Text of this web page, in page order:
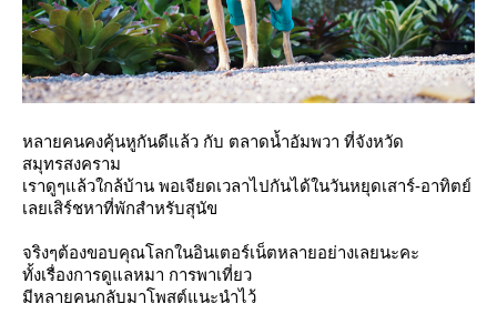
หลายคนคงคุ้นหูกันดีแล้ว กับ ตลาดน้ำอัมพวา ที่จังหวัด
สมุทรสงคราม
เราดูๆแล้วใกล้บ้าน พอเจียดเวลาไปกันได้ในวันหยุดเสาร์-อาทิตย์
เลยเสิร์ชหาที่พักสำหรับสุนัข
จริงๆต้องขอบคุณโลกในอินเตอร์เน็ตหลายอย่างเลยนะคะ
ทั้งเรื่องการดูแลหมา การพาเที่ยว
มีหลายคนกลับมาโพสต์แนะนำไว้